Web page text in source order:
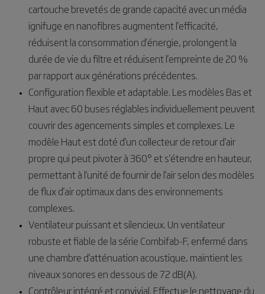
cartouche brevetés de grande capacité avec un média
ignifuge en nanofibres augmentent l'efficacité,
réduisent la consommation d'énergie, prolongent la
durée de vie du filtre et réduisent l'empreinte de 20 %
par rapport aux générations précédentes.
Configuration flexible et adaptable. Les modèles Bas et
Haut avec 60 buses réglables individuellement peuvent
couvrir des agencements simples et complexes. Le
modèle Haut est doté d'un collecteur de retour d'air
propre qui peut pivoter à 360° et s'étendre en hauteur,
permettant à l'unité de fournir de l'air selon des modèles
de flux d'air optimaux dans des environnements
complexes.
Ventilateur puissant et silencieux. Un ventilateur
robuste et fiable de la série Combifab-F, enfermé dans
une chambre d'atténuation acoustique, maintient les
niveaux sonores en dessous de 72 dB(A).
Contrôleur intégré et convivial. Effectue le nettoyage du